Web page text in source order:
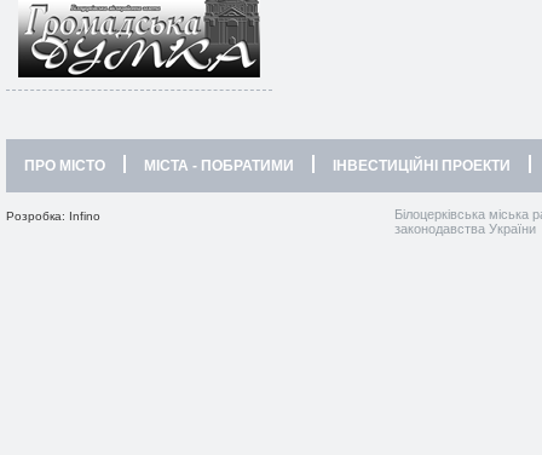
ПРО МІСТО МІСТА - ПОБРАТИМИ ІНВЕСТИЦІЙНІ ПРОЕКТИ
Розробка: Infino
Білоцерківська міська
законодавства України